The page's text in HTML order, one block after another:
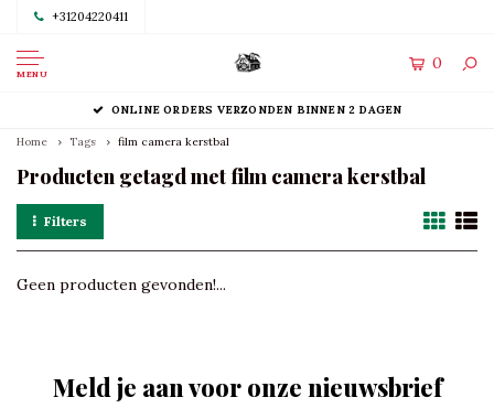
+31204220411
MENU
0
ONLINE ORDERS VERZONDEN BINNEN 2 DAGEN
Home Tags film camera kerstbal
Producten getagd met film camera kerstbal
Filters
Geen producten gevonden!...
Meld je aan voor onze nieuwsbrief